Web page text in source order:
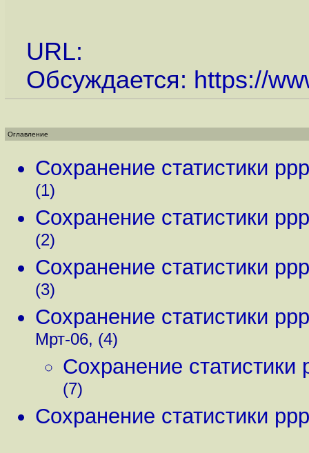
URL:
Обсуждается: https://
Оглавление
Сохранение статистики
(1)
Сохранение статистики
(2)
Сохранение статистики
(3)
Сохранение статистики
Мрт-06, (4)
Сохранение статистики
(7)
Сохранение статистики